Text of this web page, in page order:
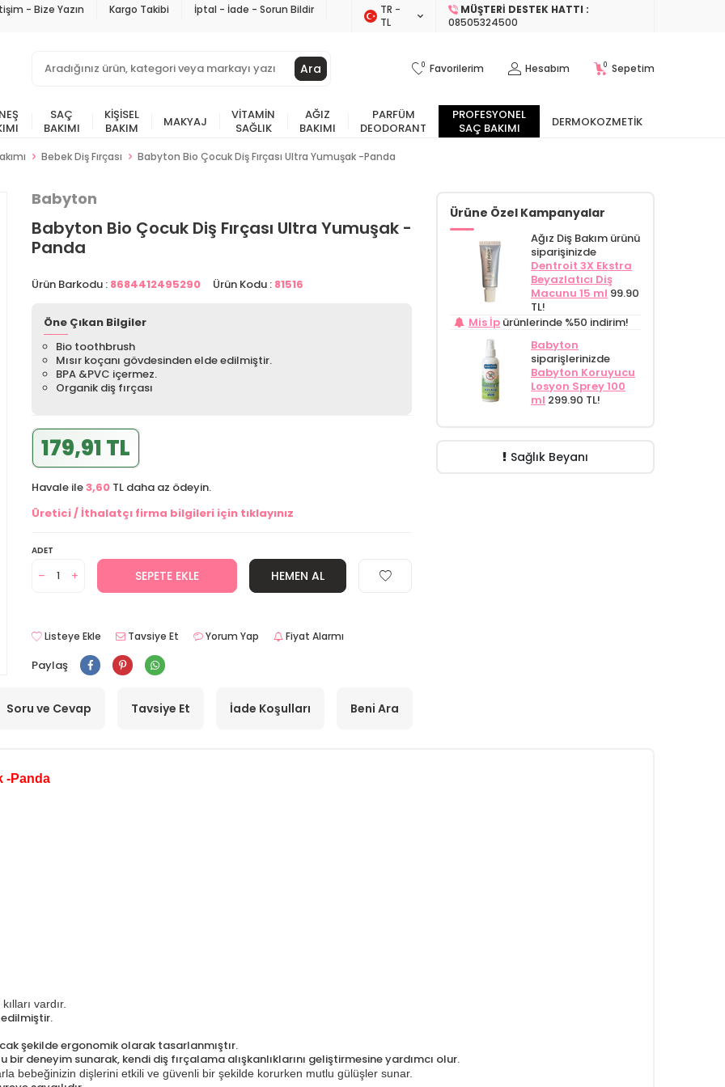
- Bize Yazın Kargo Takibi İptal - İade - Sorun Bildir
TR −
TL
MÜŞTERI DESTEK HATTI :
08505324500
Ara 0 Favorilerim Hesabım 0 Sepetim
SAÇ
BAKIMI
KIŞISEL
BAKIM
MAKYAJ
VITAMIN
SAĞLIK
AĞIZ
BAKIMI
PARFÜM
DEODORANT
PROFESYONEL
SAÇ BAKIMI
DERMOKOZMETIK
Bebek Diş Fırçası Babyton Bio Çocuk Diş Fırçası Ultra Yumuşak -Panda
Babyton
Babyton Bio Çocuk Diş Fırçası Ultra Yumuşak -
Panda
Ürün Barkodu : 8684412495290 Ürün Kodu : 81516
Öne Çıkan Bilgiler
Bio toothbrush
Mısır koçanı gövdesinden elde edilmiştir.
BPA &PVC içermez.
Organik diş fırçası
179,91 TL
Havale ile3,60 TL daha az ödeyin.
Üretici / İthalatçı firma bilgileri için tıklayınız
ADET
SEPETE EKLE HEMEN AL
Listeye Ekle Tavsiye Et Yorum Yap Fiyat Alarmı
Paylaş
Ürüne Özel Kampanyalar
Ağız Diş Bakım ürünü
siparişinizde
Dentroit 3X Ekstra
Beyazlatıcı Diş
Macunu 15 ml 99.90
TL!
Mis İp ürünlerinde %50 indirim!
Babyton
siparişlerinizde
Babyton Koruyucu
Losyon Sprey 100
ml 299.90 TL!
Sağlık Beyanı
Soru ve Cevap Tavsiye Et İade Koşulları Beni Ara
-Panda
vardır.
şekilde ergonomik olarak tasarlanmıştır.
deneyim sunarak, kendi diş fırçalama alışkanlıklarını geliştirmesine yardımcı olur.
bebeğinizin dişlerini etkili ve güvenli bir şekilde korurken mutlu gülüşler sunar.